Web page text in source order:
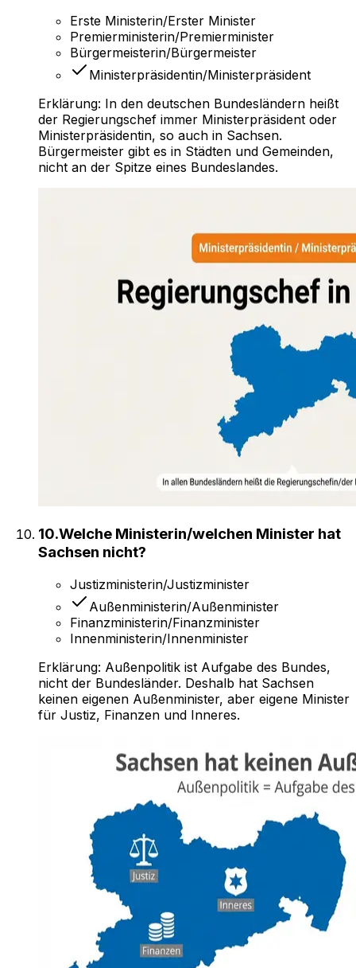
Erste Ministerin/Erster Minister
Premierministerin/Premierminister
Bürgermeisterin/Bürgermeister
Ministerpräsidentin/Ministerpräsident
Erklärung: In den deutschen Bundesländern heißt
der Regierungschef immer Ministerpräsident oder
Ministerpräsidentin, so auch in Sachsen.
Bürgermeister gibt es in Städten und Gemeinden,
nicht an der Spitze eines Bundeslandes.
10.Welche Ministerin/welchen Minister hat
Sachsen nicht?
Justizministerin/Justizminister
Außenministerin/Außenminister
Finanzministerin/Finanzminister
Innenministerin/Innenminister
Erklärung: Außenpolitik ist Aufgabe des Bundes,
nicht der Bundesländer. Deshalb hat Sachsen
keinen eigenen Außenminister, aber eigene Minister
für Justiz, Finanzen und Inneres.